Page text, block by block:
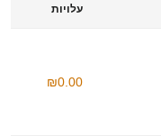
עלויות
₪0.00